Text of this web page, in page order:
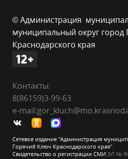
© Администрация
муниципальный округ
Краснодарского края
Контакты:
8(86159)3-99-63
e-
Сетевое издание "Администрация
Горячий Ключ Краснодарского края"
Свидетельство о регистрации СМИ ЭЛ №